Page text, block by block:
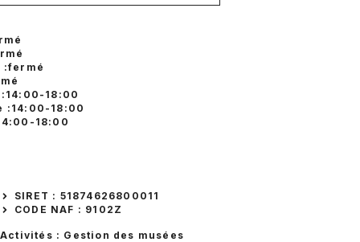
:fermé
18:00
:14:00-18:00
18:00
SIRET : 51874626800011
CODE NAF : 9102Z
Activités : Gestion des musées